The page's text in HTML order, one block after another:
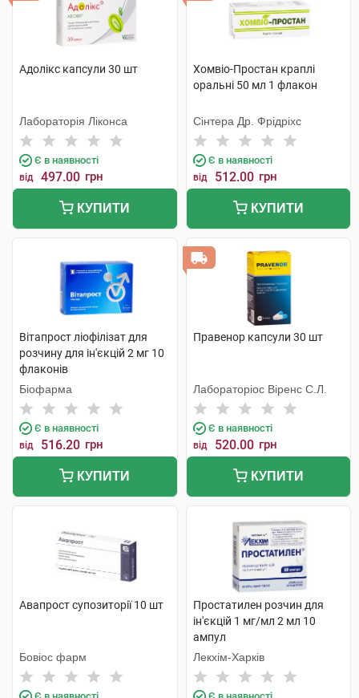
Адолікс капсули 30 шт
Лабораторія Ліконса
Є в наявності
від 497.00 грн
КУПИТИ
Хомвіо-Простан краплі
оральні 50 мл 1 флакон
Сінтера Др. Фрідріхс
Є в наявності
від 512.00 грн
КУПИТИ
Вітапрост ліофілізат для
розчину для ін'єкцій 2 мг 10
флаконів
Біофарма
Є в наявності
від 516.20 грн
КУПИТИ
Правенор капсули 30 шт
Лабораторіос Віренс С.Л.
Є в наявності
від 520.00 грн
КУПИТИ
Авапрост супозиторії 10 шт
Бовіос фарм
Простатилен розчин для
ін'єкцій 1 мг/мл 2 мл 10
ампул
Лекхім-Харків